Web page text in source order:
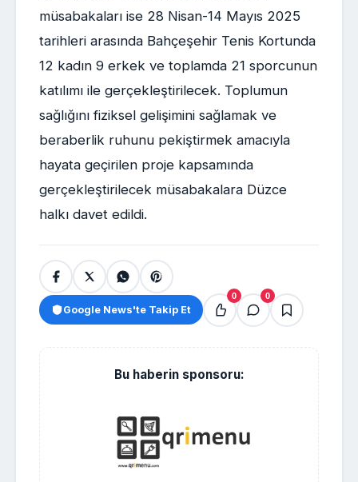
müsabakaları ise 28 Nisan-14 Mayıs 2025
tarihleri arasında Bahçeşehir Tenis Kortunda
12 kadın 9 erkek ve toplamda 21 sporcunun
katılımı ile gerçekleştirilecek. Toplumun
sağlığını fiziksel gelişimini sağlamak ve
beraberlik ruhunu pekiştirmek amacıyla
hayata geçirilen proje kapsamında
gerçekleştirilecek müsabakalara Düzce
halkı davet edildi.
Google News'te Takip Et
0 0
Bu haberin sponsoru: